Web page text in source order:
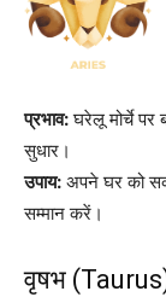
प्रभाव:घरेलू मोर्चे पर
सुधार।
उपाय: अपने घर को
सम्मान करें।
वृषभ